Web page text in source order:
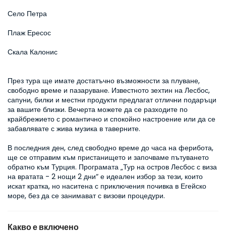
Село Петра
Плаж Ересос
Скала Калонис
През тура ще имате достатъчно възможности за плуване,
свободно време и пазаруване. Известното зехтин на Лесбос,
сапуни, билки и местни продукти предлагат отлични подаръци
за вашите близки. Вечерта можете да се разходите по
крайбрежието с романтично и спокойно настроение или да се
забавлявате с жива музика в таверните.
В последния ден, след свободно време до часа на ферибота,
ще се отправим към пристанището и започваме пътуването
обратно към Турция. Програмата „Тур на остров Лесбос с виза
на вратата - 2 нощи 2 дни“ е идеален избор за тези, които
искат кратка, но наситена с приключения почивка в Егейско
море, без да се занимават с визови процедури.
Какво е включено